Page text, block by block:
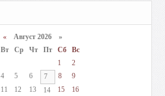
«Август 2026 »
Вт Ср Чт Пт Сб
Вс
1
2
4 5 6 7 8
9
11 12 13 14 15
16